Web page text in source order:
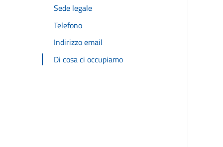
Sede legale
Telefono
Indirizzo email
Di cosa ci occupiamo